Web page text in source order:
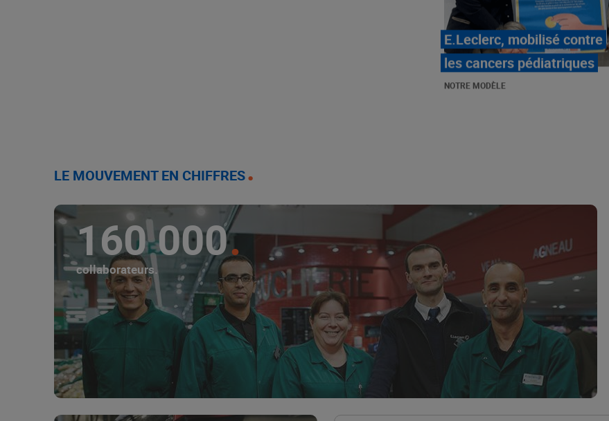
LE MOUVEMENT
E.LECLERC ET SES
COMBATS
NOTRE MODÈLE
« Repérage » - La nouvelle
revue de tendances de
Marque Repère
ALIMENTATION DE QUALITÉ
LE MOUVEMENT EN CHIFFRES
160 000
collaborateurs.